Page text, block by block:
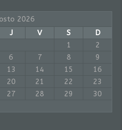
2026
J V S
D
1
2
6 7 8
9
13 14 15
16
20 21 22
23
27 28 29
30